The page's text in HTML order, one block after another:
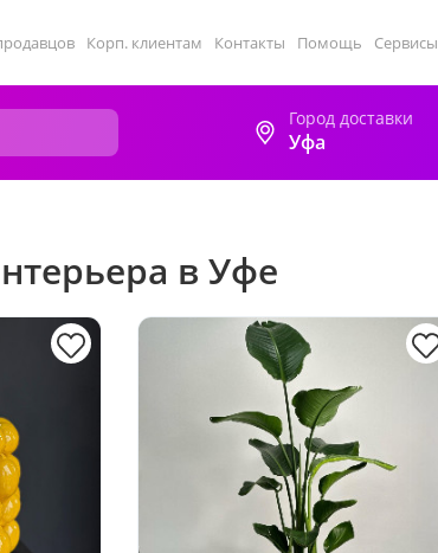
Корп. клиентам Контакты Помощь Сервисы
Город доставки
Уфа
в Уфе